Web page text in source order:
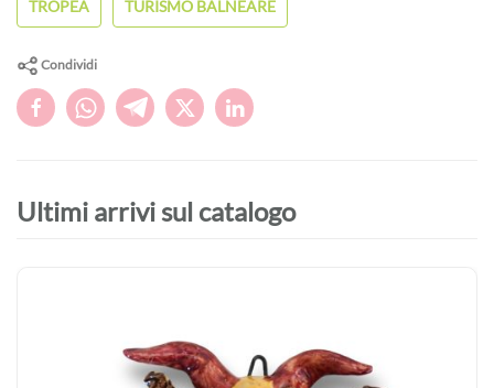
TROPEA TURISMO BALNEARE
Condividi
Ultimi arrivi sul catalogo